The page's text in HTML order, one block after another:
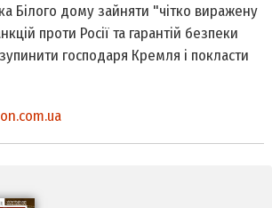
Білого дому зайняти "чітко виражену
проти Росії та гарантій безпеки
господаря Кремля і покласти